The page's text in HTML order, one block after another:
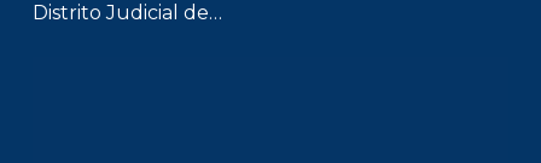
Distrito Judicial de…